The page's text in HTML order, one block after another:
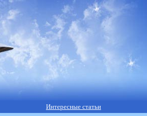
Интересные статьи